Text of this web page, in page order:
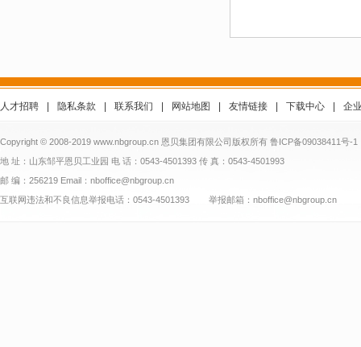
人才招聘 隐私条款 联系我们 网站地图 友情链接 下载中心 企
Copyright © 2008-2019 www.nbgroup.cn 恩贝集团有限公司版权所有 鲁ICP备09038411号-1
地 址：山东邹平恩贝工业园 电 话：0543-4501393 传 真：0543-4501993
邮 编：256219 Email：nboffice@nbgroup.cn
互联网违法和不良信息举报电话：0543-4501393 举报邮箱：nboffice@nbgroup.cn